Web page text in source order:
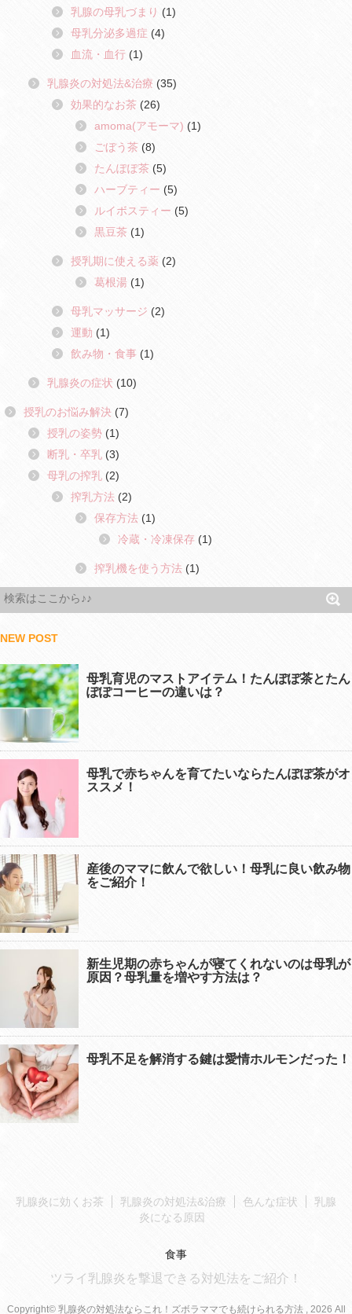
乳腺の母乳づまり (1)
母乳分泌多過症 (4)
血流・血行 (1)
乳腺炎の対処法&治療 (35)
効果的なお茶 (26)
amoma(アモーマ) (1)
ごぼう茶 (8)
たんぽぽ茶 (5)
ハーブティー (5)
ルイボスティー (5)
黒豆茶 (1)
授乳期に使える薬 (2)
葛根湯 (1)
母乳マッサージ (2)
運動 (1)
飲み物・食事 (1)
乳腺炎の症状 (10)
授乳のお悩み解決 (7)
授乳の姿勢 (1)
断乳・卒乳 (3)
母乳の搾乳 (2)
搾乳方法 (2)
保存方法 (1)
冷蔵・冷凍保存 (1)
搾乳機を使う方法 (1)
NEW POST
母乳育児のマストアイテム！たんぽぽ茶とたん
ぽぽコーヒーの違いは？
母乳で赤ちゃんを育てたいならたんぽぽ茶がオ
ススメ！
産後のママに飲んで欲しい！母乳に良い飲み物
をご紹介！
新生児期の赤ちゃんが寝てくれないのは母乳が
原因？母乳量を増やす方法は？
母乳不足を解消する鍵は愛情ホルモンだった！
乳腺炎に効くお茶 乳腺炎の対処法&治療 色んな症状
乳腺
炎になる原因
食事
ツライ乳腺炎を撃退できる対処法をご紹介！
Copyright© 乳腺炎の対処法ならこれ！ズボラママでも続けられる方法 , 2026 All